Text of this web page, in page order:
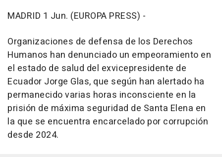
MADRID 1 Jun. (EUROPA PRESS) -
Organizaciones de defensa de los Derechos
Humanos han denunciado un empeoramiento en
el estado de salud del exvicepresidente de
Ecuador Jorge Glas, que según han alertado ha
permanecido varias horas inconsciente en la
prisión de máxima seguridad de Santa Elena en
la que se encuentra encarcelado por corrupción
desde 2024.